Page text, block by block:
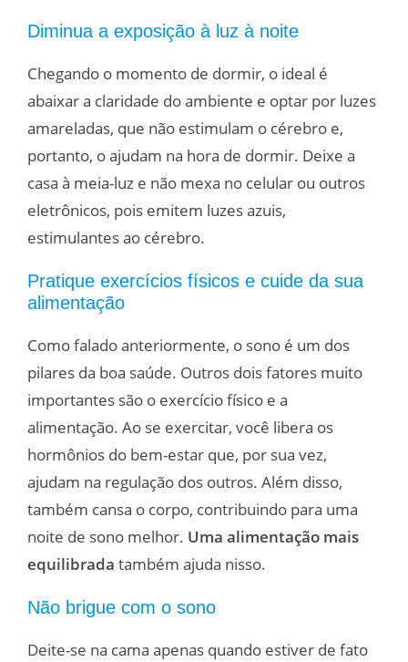
Diminua a exposição à luz à noite
Chegando o momento de dormir, o ideal é
abaixar a claridade do ambiente e optar por luzes
amareladas, que não estimulam o cérebro e,
portanto, o ajudam na hora de dormir. Deixe a
casa à meia-luz e não mexa no celular ou outros
eletrônicos, pois emitem luzes azuis,
estimulantes ao cérebro.
Pratique exercícios físicos e cuide da sua
alimentação
Como falado anteriormente, o sono é um dos
pilares da boa saúde. Outros dois fatores muito
importantes são o exercício físico e a
alimentação. Ao se exercitar, você libera os
hormônios do bem-estar que, por sua vez,
ajudam na regulação dos outros. Além disso,
também cansa o corpo, contribuindo para uma
noite de sono melhor. Uma alimentação mais
equilibrada também ajuda nisso.
Não brigue com o sono
Deite-se na cama apenas quando estiver de fato